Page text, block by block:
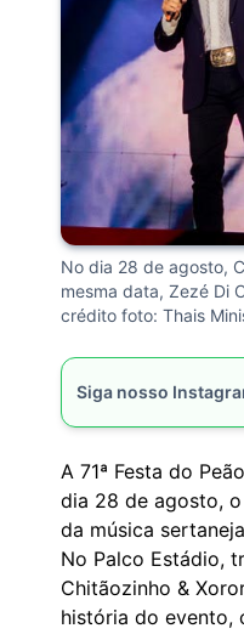
No dia 28 de agosto,
mesma data, Zezé Di
crédito foto: Thais
Siga nosso
A 71ª Festa do
dia 28 de agosto,
da música
No Palco Estádio,
Chitãozinho &
história do evento,